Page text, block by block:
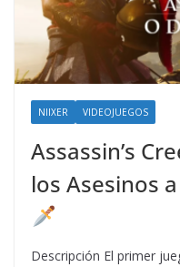
NIIXER VIDEOJUEGOS
Assassin’s
los Asesinos
Descripción El primer